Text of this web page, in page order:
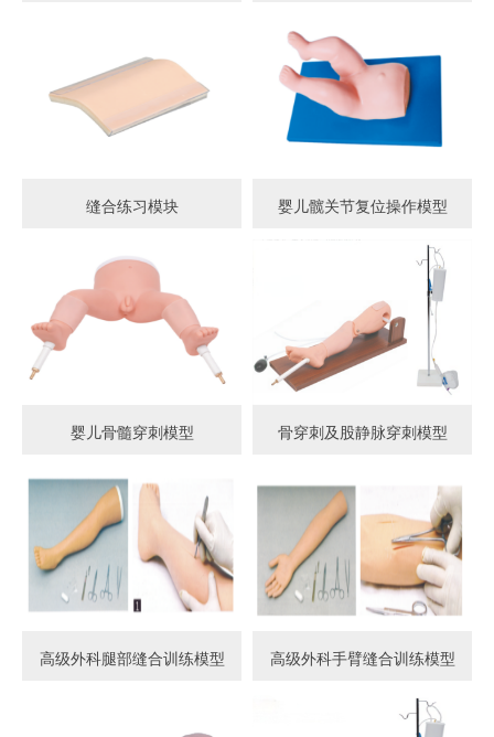
缝合练习模块 婴儿髋关节复位操作模型
婴儿骨髓穿刺模型 骨穿刺及股静脉穿刺模型
高级外科腿部缝合训练模型 高级外科手臂缝合训练模型